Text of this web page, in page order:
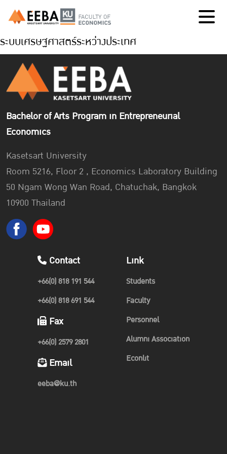
ระบบเศรษฐศาสตร์ระหว่างประเทศ
Bachelor of Arts Program in Entrepreneurial
Economics
Kasetsart University
Room 5216, Floor 2 , Economics Laboratory Building
50 Ngam Wong Wan Road, Chatuchak, Bangkok
10900 Thailand
Contact
+66(0) 818 191 544
+66(0) 818 691 544
Fax
+66(0) 2579 2801
Email
eeba@ku.th
Link
Students
Faculty
Personnel
Alumni Association
Econlit